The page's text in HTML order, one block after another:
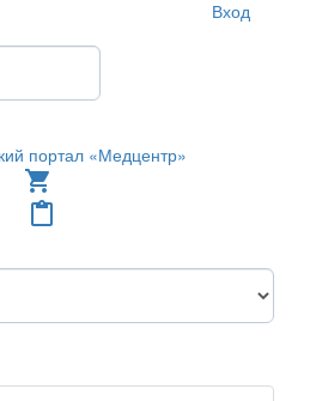
Вход
shopping_cart
content_paste